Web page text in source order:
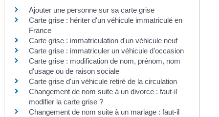
Ajouter une personne sur sa carte grise
Carte grise : hériter d'un véhicule immatriculé en
France
Carte grise : immatriculation d'un véhicule neuf
Carte grise : immatriculer un véhicule d'occasion
Carte grise : modification de nom, prénom, nom
d'usage ou de raison sociale
Carte grise d'un véhicule retiré de la circulation
Changement de nom suite à un divorce : faut-il
modifier la carte grise ?
Changement de nom suite à un mariage : faut-il